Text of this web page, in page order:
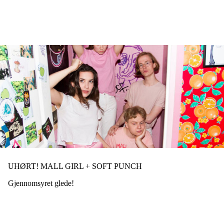
UHØRT! MALL GIRL + SOFT PUNCH
Gjennomsyret glede!